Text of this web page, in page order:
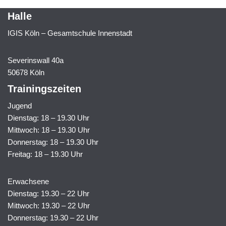
Halle
IGIS Köln – Gesamtschule Innenstadt
Severinswall 40a
50678 Köln
Trainingszeiten
Jugend
Dienstag: 18 – 19.30 Uhr
Mittwoch: 18 – 19.30 Uhr
Donnerstag: 18 – 19.30 Uhr
Freitag: 18 – 19.30 Uhr
Erwachsene
Dienstag: 19.30 – 22 Uhr
Mittwoch: 19.30 – 22 Uhr
Donnerstag: 19.30 – 22 Uhr